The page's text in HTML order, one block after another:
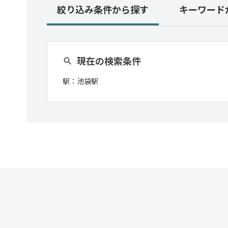
絞り込み条件から探す キーワード
現在の検索条件
駅： 池袋駅